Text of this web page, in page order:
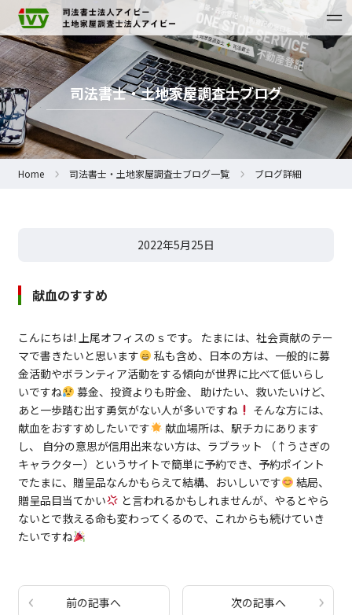
司法書士・土地家屋調査士ブログ
Home 司法書士・土地家屋調査士ブログ一覧 ブログ詳細
2022年5月25日
献血のすすめ
こんにちは! 上尾オフィスのｓです。 たまには、社会貢献のテー
マで書きたいと思います
私も含め、日本の方は、一般的に募
金活動やボランティア活動をする傾向が世界に比べて低いらし
いですね
募金、投資よりも貯金、 助けたい、救いたいけど、
あと一歩踏む出す勇気がない人が多いですね
そんな方には、
献血をおすすめしたいです
献血場所は、駅チカにあります
し、 自分の意思が信用出来ない方は、ラブラット （↑うさぎの
キャラクター）というサイトで簡単に予約でき、予約ポイント
でたまに、贈呈品なんかもらえて結構、おいしいです
結局、
贈呈品目当てかい
と言われるかもしれませんが、やるとやら
ないとで救える命も変わってくるので、これからも続けていき
たいですね
前の記事へ 次の記事へ